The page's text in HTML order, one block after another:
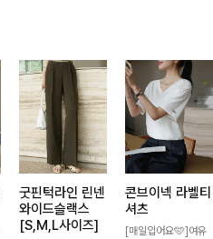
굿핀턱라인 린넨
와이드슬랙스
[S,M,L사이즈]
콘브이넥 라벨티
셔츠
[매일입어요🩵]여유